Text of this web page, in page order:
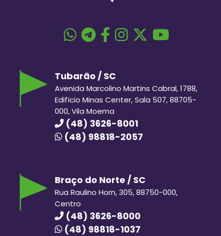
Tubarão / SC
Avenida Marcolino Martins Cabral, 1788,
Edifício Minas Center, Sala 507, 88705-
000, Vila Moema
(48) 3626-8001
(48) 98818-2057
Braço do Norte / SC
Rua Raulino Horn, 305, 88750-000,
Centro
(48) 3626-8000
(48) 98818-1037